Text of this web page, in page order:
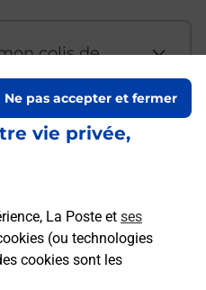
vie privée,
La Poste et ses
(ou technologies
cookies sont les
Ne pas accepter et fermer
colis de
un
depuis un
une
?